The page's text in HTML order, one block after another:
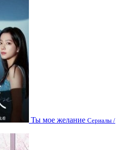
Ты мое желание Сериалы /